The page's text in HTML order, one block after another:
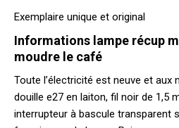
Exemplaire unique et original
Informations lampe récup
moudre le café
Toute l’électricité est neuve et aux
douille e27 en laiton, fil noir de 1,5
interrupteur à bascule transparent